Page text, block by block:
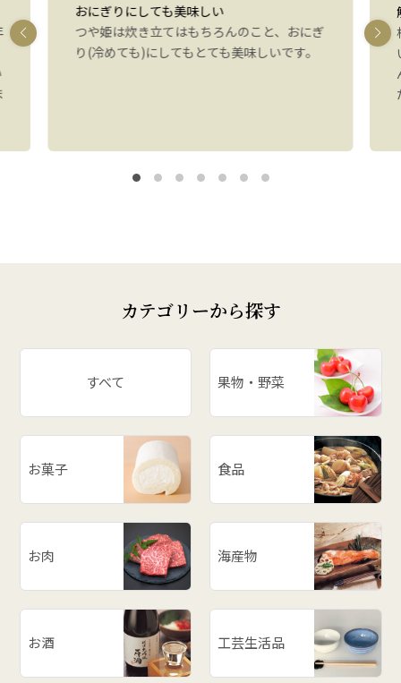
おにぎりにしても美味しい
つや姫は炊き立てはもちろんのこと、おにぎ
り(冷めても)にしてもとても美味しいです。
カテゴリーから探す
すべて 果物・野菜
お菓子 食品
お肉 海産物
お酒 工芸生活品